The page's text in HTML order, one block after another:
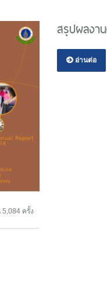
5,084 ครั้ง
สรุปผลง
อ่านต่อ